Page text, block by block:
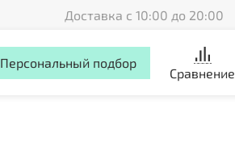
Доставка с 10:00 до 20:00
Персональный подбор
Сравнение